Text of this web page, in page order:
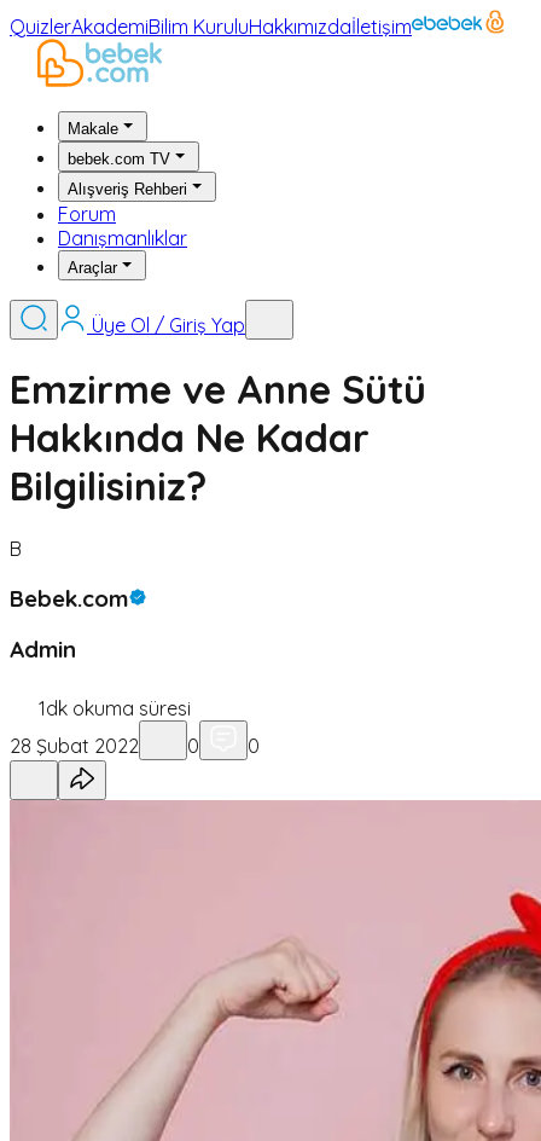
QuizlerAkademiBilim KuruluHakkımızdaİletişim
Makale
bebek.com TV
Alışveriş Rehberi
Forum
Danışmanlıklar
Araçlar
Üye Ol / Giriş Yap
Emzirme ve Anne Sütü
Hakkında Ne Kadar
Bilgilisiniz?
B
Bebek.com
Admin
1dk okuma süresi
28 Şubat 2022
0 0